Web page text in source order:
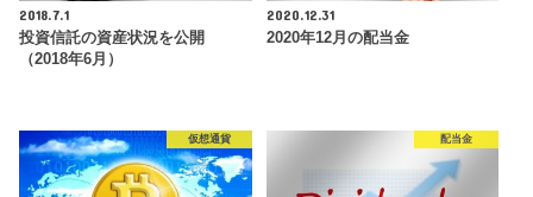
2018.7.1
投資信託の資産状況を公開
（2018年6月）
2020.12.31
2020年12月の配当金
仮想通貨 配当金